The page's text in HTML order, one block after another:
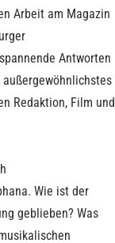
Arbeit am Magazin
Antworten
Redaktion, Film und
Wie ist der
geblieben? Was